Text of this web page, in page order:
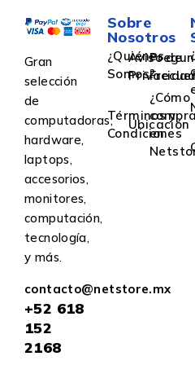
Gran
selección
de
computadoras,
hardware,
laptops,
accesorios,
monitores,
computación,
tecnología,
y más.
contacto@netstore.mx
+52 618
152
2168
Sobre
Nosotros
¿Quiénes
Somos?
Aviso de
Términos y
Condiciones
Ubicación
¿Cómo
en